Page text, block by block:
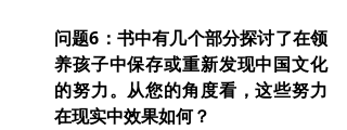
问题6：书中有几个部分探讨了在领
养孩子中保存或重新发现中国文化
的努力。从您的角度看，这些努力
在现实中效果如何？